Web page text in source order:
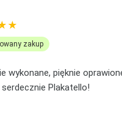
zakup
mąż mi podpowiedział, że
że nie ostatni mój zakup,